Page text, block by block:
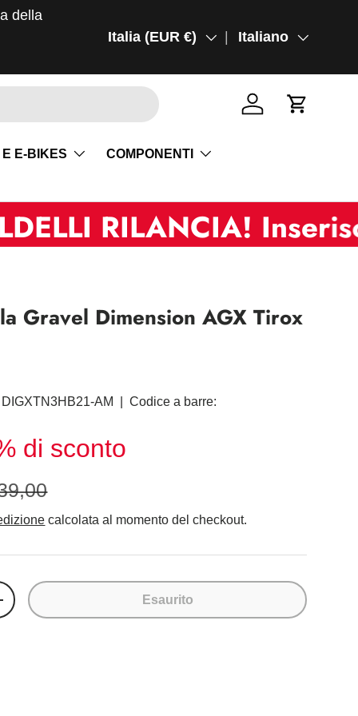
della
Paese/Regione
Italia (EUR €) LinguaItaliano
AccediCarrello
E-BIKES COMPONENTI
RILANCIA! Inserisci
Gravel Dimension AGX Tirox
DIGXTN3HB21-AM |Codice a barre:
di sconto
calcolata al momento del checkout.
Esaurito